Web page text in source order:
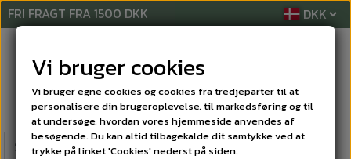
FRI FRAGT FRA 1500 DKK
Vi bruger cookies
Vi bruger egne cookies og cookies fra tredjeparter til at
personalisere din brugeroplevelse, til markedsføring og til
at undersøge, hvordan vores hjemmeside anvendes af
besøgende. Du kan altid tilbagekalde dit samtykke ved at
trykke på linket 'Cookies' nederst på siden.